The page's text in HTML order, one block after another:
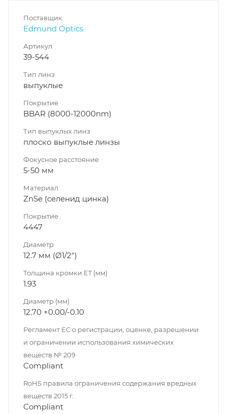
Поставщик
Edmund Optics
Артикул
39-544
Тип линз
выпуклые
Покрытие
BBAR (8000-12000nm)
Тип выпуклых линз
плоско выпуклые линзы
Фокусное расстояние
5-50 мм
Материал
ZnSe (селенид цинка)
Покрытие
4447
Диаметр
12.7 мм (Ø1/2")
Толщина кромки ET (мм)
1.93
Диаметр (мм)
12.70 +0.00/-0.10
Регламент ЕС о регистрации, оценке, разрешении
и ограничении использования химических
веществ № 209
Compliant
RoHS правила ограничения содержания вредных
веществ 2015 г.
Compliant